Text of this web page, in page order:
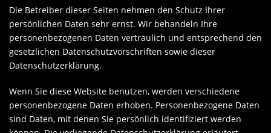
Die Betreiber dieser Seiten nehmen den Schutz Ihrer
persönlichen Daten sehr ernst. Wir behandeln Ihre
personenbezogenen Daten vertraulich und entsprechend den
gesetzlichen Datenschutzvorschriften sowie dieser
Datenschutzerklärung.
Wenn Sie diese Website benutzen, werden verschiedene
personenbezogene Daten erhoben. Personenbezogene Daten
sind Daten, mit denen Sie persönlich identifiziert werden